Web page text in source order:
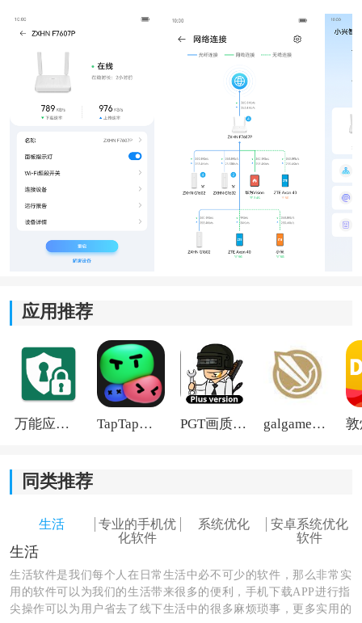
1、全方位设备管控：
软件可以实时查看当前连接设备的网速情况，还支持限
速、拉黑以及设备重命名。有时候发现网络突然变慢，
也能快速看出是不是有人蹭网。
里面自带WiFi检测和网络优化功能，信号不好时会给出
下不少排查时间。
3、 安全与存储扩展：
除了网络安全检测之外，还能管理USB存储设备。家里
便很多。
支持单独创建访客WiFi，朋友来家里时不用直接分享主
网络密码。家长控制功能也比较实用，可以限制孩子上
网时间和访问内容。
应用推荐
万能应用隐藏 TapTap国际版2026 PGT画质助手旧版 galgame游戏盒子2026
同类推荐
生活
专业的手机优
化软件
系统优化
安卓系统优化
软件
生活
生活软件是我们每个人在日常生活中必不可少的软件，那么非常实
用的软件可以为我们的生活带来很多的便利，手机下载APP进行指
尖操作可以为用户省去了线下生活中的很多麻烦琐事，更多实用的